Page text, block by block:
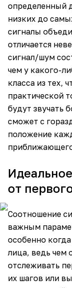
определенный
низких до
сигналы
отличается
сигнал/шум
чем у какого-
класса из тех,
практической
будут звучать
сможет с
положение
от
Соотношение
важным
особенно
лица, ведь чем
отслеживать
их шагов или